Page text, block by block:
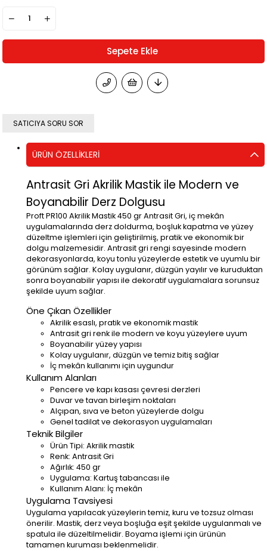
SATICIYA SORU SOR
ÜRÜN ÖZELLIKLERI
Antrasit Gri Akrilik Mastik ile Modern ve
Boyanabilir Derz Dolgusu
Proft PR100 Akrilik Mastik 450 gr Antrasit Gri, iç mekân
uygulamalarında derz doldurma, boşluk kapatma ve yüzey
düzeltme işlemleri için geliştirilmiş, pratik ve ekonomik bir
dolgu malzemesidir. Antrasit gri rengi sayesinde modern
dekorasyonlarda, koyu tonlu yüzeylerde estetik ve uyumlu bir
görünüm sağlar. Kolay uygulanır, düzgün yayılır ve kuruduktan
sonra boyanabilir yapısı ile dekoratif uygulamalara sorunsuz
şekilde uyum sağlar.
Öne Çıkan Özellikler
Akrilik esaslı, pratik ve ekonomik mastik
Antrasit gri renk ile modern ve koyu yüzeylere uyum
Boyanabilir yüzey yapısı
Kolay uygulanır, düzgün ve temiz bitiş sağlar
İç mekân kullanımı için uygundur
Kullanım Alanları
Pencere ve kapı kasası çevresi derzleri
Duvar ve tavan birleşim noktaları
Alçıpan, sıva ve beton yüzeylerde dolgu
Genel tadilat ve dekorasyon uygulamaları
Teknik Bilgiler
Ürün Tipi: Akrilik mastik
Renk: Antrasit Gri
Ağırlık: 450 gr
Uygulama: Kartuş tabancası ile
Kullanım Alanı: İç mekân
Uygulama Tavsiyesi
Uygulama yapılacak yüzeylerin temiz, kuru ve tozsuz olması
önerilir. Mastik, derz veya boşluğa eşit şekilde uygulanmalı ve
spatula ile düzeltilmelidir. Boyama işlemi için ürünün
tamamen kuruması beklenmelidir.